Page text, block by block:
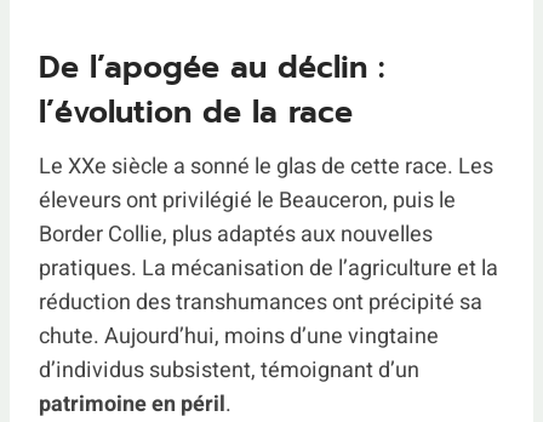
De l’apogée au déclin :
l’évolution de la race
Le XXe siècle a sonné le glas de cette race. Les
éleveurs ont privilégié le Beauceron, puis le
Border Collie, plus adaptés aux nouvelles
pratiques. La mécanisation de l’agriculture et la
réduction des transhumances ont précipité sa
chute. Aujourd’hui, moins d’une vingtaine
d’individus subsistent, témoignant d’un
patrimoine en péril.